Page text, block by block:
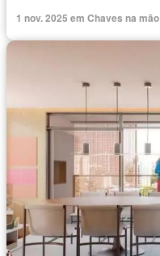
1 nov. 2025 em Chaves na mão